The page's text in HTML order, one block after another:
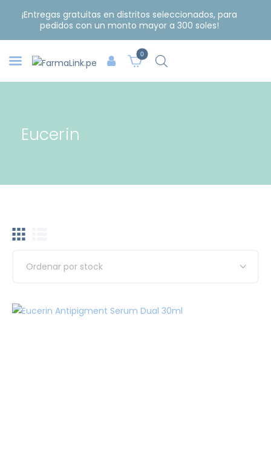
¡Entregas gratuitas en distritos seleccionados, para
pedidos con un monto mayor a 300 soles!
0
Eucerin